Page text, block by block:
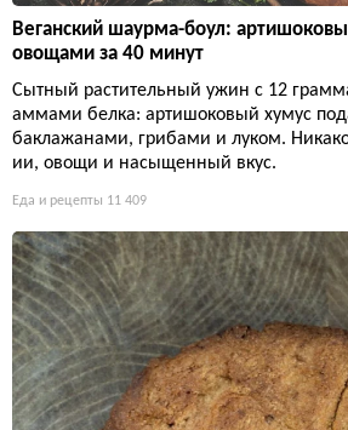
Веганский шаурма-боул:
овощами за 40 минут
Сытный растительный ужин с 12
аммами белка: артишоковый хумус
баклажанами, грибами и луком.
ии, овощи и насыщенный вкус.
Еда и рецепты 11 409